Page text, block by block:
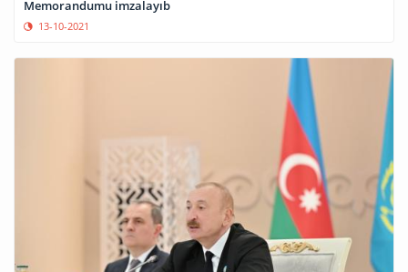
Memorandumu imzalayıb
13-10-2021